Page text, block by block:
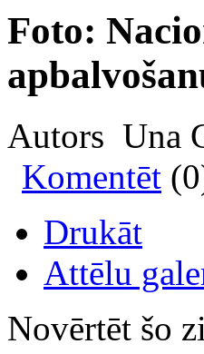
Foto:
Autors Una
Komentēt
Drukāt
Attēlu
Novērtēt šo